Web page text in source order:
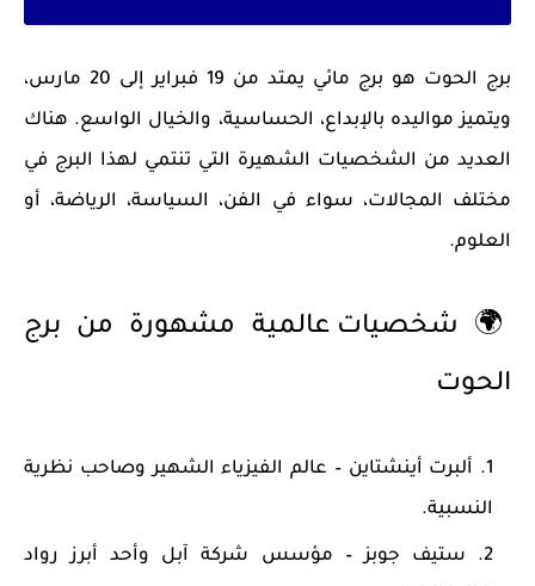
برج الحوت هو برج مائي يمتد من 19 فبراير إلى 20 مارس
،
ويتميز مواليده بالإبداع، الحساسية، والخيال الواسع. هناك
العديد من الشخصيات الشهيرة التي تنتمي لهذا البرج في
مختلف المجالات، سواء في الفن، السياسة، الرياضة، أو
العلوم.
🌍 شخصيات عالمية مشهورة من برج
الحوت
ألبرت أينشتاين – عالم الفيزياء الشهير وصاحب نظرية
النسبية.
ستيف جوبز– مؤسس شركة آبل وأحد أبرز رواد